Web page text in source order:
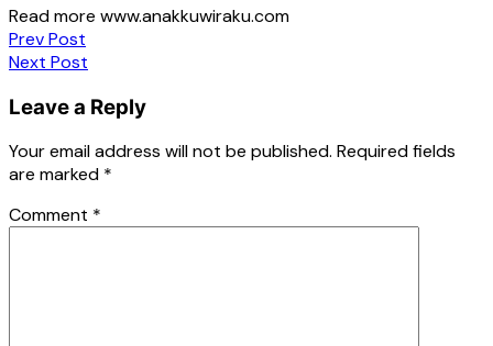
Read more www.anakkuwiraku.com
Post
navigation
Prev Post
Next Post
Leave a Reply
Your email address will not be published. Required fields
are marked *
Comment *